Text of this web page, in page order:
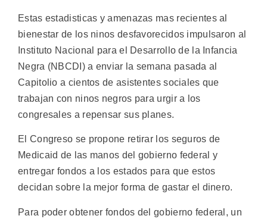
Estas estadisticas y amenazas mas recientes al
bienestar de los ninos desfavorecidos impulsaron al
Instituto Nacional para el Desarrollo de la Infancia
Negra (NBCDI) a enviar la semana pasada al
Capitolio a cientos de asistentes sociales que
trabajan con ninos negros para urgir a los
congresales a repensar sus planes.
El Congreso se propone retirar los seguros de
Medicaid de las manos del gobierno federal y
entregar fondos a los estados para que estos
decidan sobre la mejor forma de gastar el dinero.
Para poder obtener fondos del gobierno federal, un